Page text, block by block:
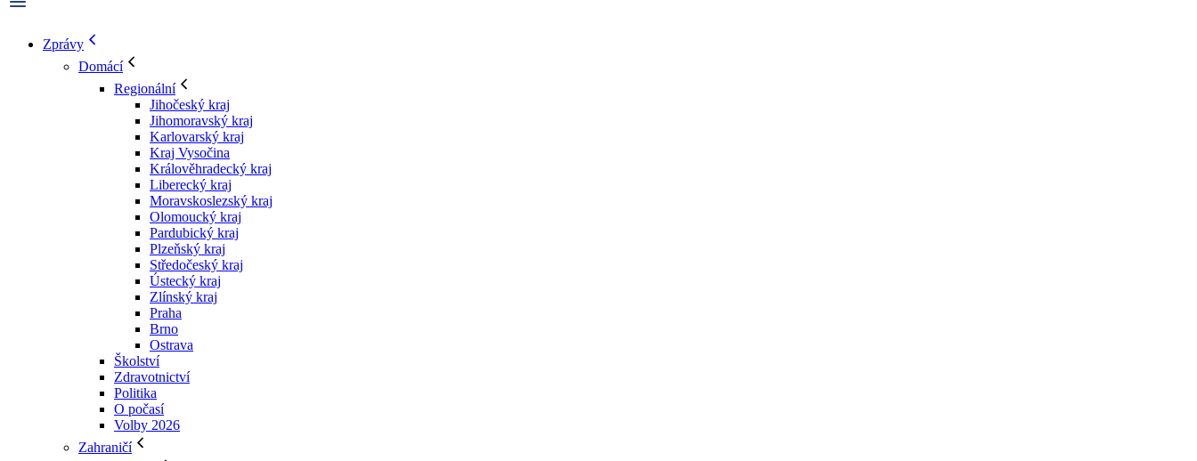
Zprávy
Domácí
Regionální
Jihočeský kraj
Jihomoravský kraj
Karlovarský kraj
Kraj Vysočina
Králověhradecký kraj
Liberecký kraj
Moravskoslezský kraj
Olomoucký kraj
Pardubický kraj
Plzeňský kraj
Středočeský kraj
Ústecký kraj
Zlínský kraj
Praha
Brno
Ostrava
Školství
Zdravotnictví
Politika
O počasí
Volby 2026
Zahraničí